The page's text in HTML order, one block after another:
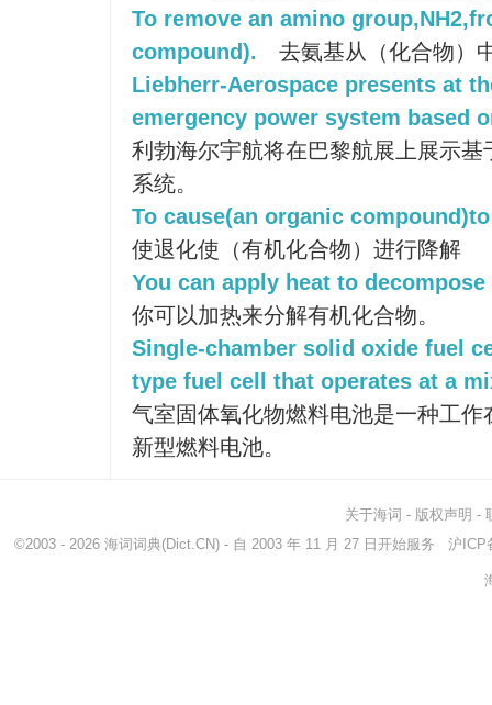
To remove an amino
compound).
去氨基从（化合物）
Liebherr-Aerospace presents at
emergency power system based
利勃海尔宇航将在巴黎航展上展示
系统。
To cause(an organic
使退化使（有机化合物）进行降解
You can apply heat to
你可以加热来分解有机化合物。
Single-chamber solid oxide fuel
type fuel cell that operates at a
气室固体氧化物燃料电池是一种工
新型燃料电池。
关于海词 - 版权声明 -
©2003 - 2026 海词词典(Dict.CN) - 自 2003 年 11 月 27 日开始服务 沪ICP